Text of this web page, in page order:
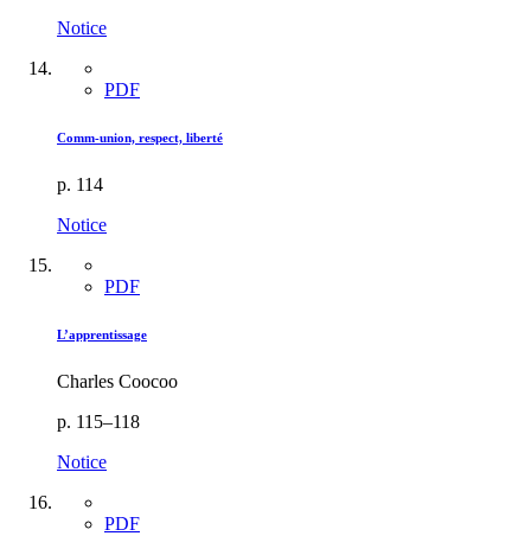
Notice
PDF
Comm-union, respect, liberté
p. 114
Notice
PDF
L’apprentissage
Charles Coocoo
p. 115–118
Notice
PDF